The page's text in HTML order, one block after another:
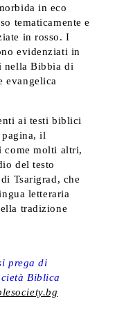
in eco
tematicamente e
in rosso. I
evidenziati in
nella Bibbia di
evangelica
ai testi biblici
il
come molti altri,
del testo
Tsarigrad, che
letteraria
tradizione
prega di
Biblica